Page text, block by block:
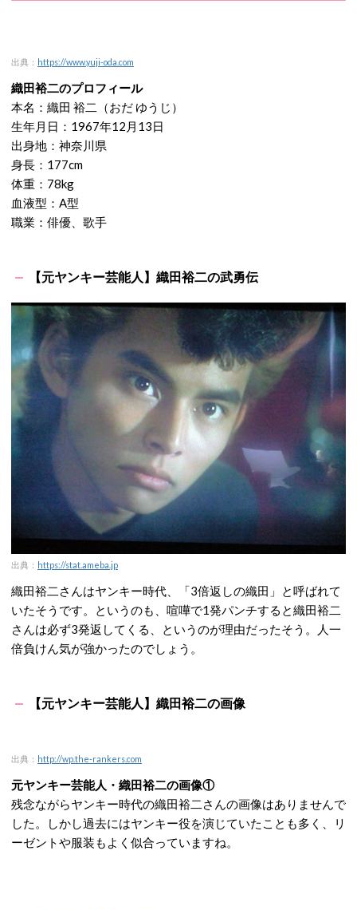
出典： https://www.yuji-oda.com
織田裕二のプロフィール
本名：織田 裕二（おだ ゆうじ）
生年月日：1967年12月13日
出身地：神奈川県
身長：177cm
体重：78kg
血液型：A型
職業：俳優、歌手
【元ヤンキー芸能人】織田裕二の武勇伝
出典： https://stat.ameba.jp
織田裕二さんはヤンキー時代、「3倍返しの織田」と呼ばれて
いたそうです。というのも、喧嘩で1発パンチすると織田裕二
さんは必ず3発返してくる、というのが理由だったそう。人一
倍負けん気が強かったのでしょう。
【元ヤンキー芸能人】織田裕二の画像
出典： http://wp.the-rankers.com
元ヤンキー芸能人・織田裕二の画像①
残念ながらヤンキー時代の織田裕二さんの画像はありませんで
した。しかし過去にはヤンキー役を演じていたことも多く、リ
ーゼントや服装もよく似合っていますね。